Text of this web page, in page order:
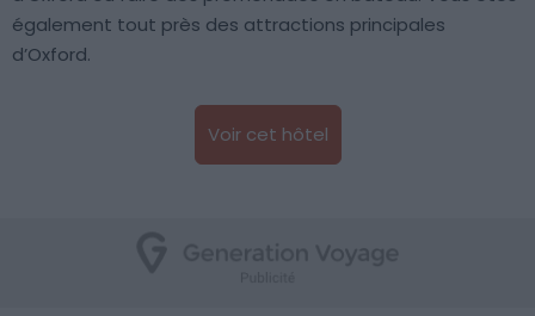
également tout près des attractions principales
d’Oxford.
Voir cet hôtel